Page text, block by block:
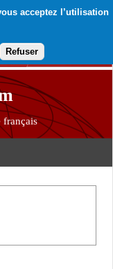
acceptez l’utilisation
Refuser
français